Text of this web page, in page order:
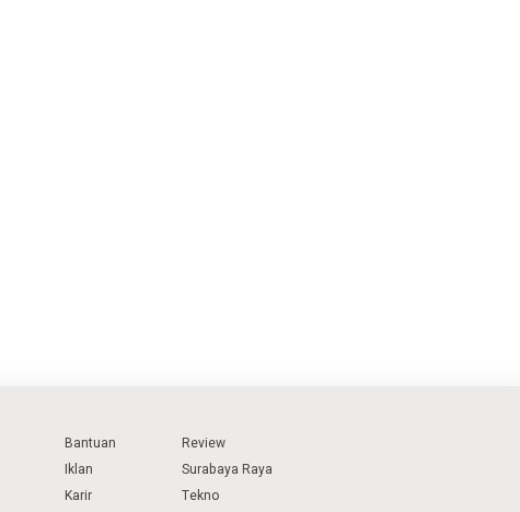
Bantuan
Iklan
Karir
Review
Surabaya Raya
Tekno